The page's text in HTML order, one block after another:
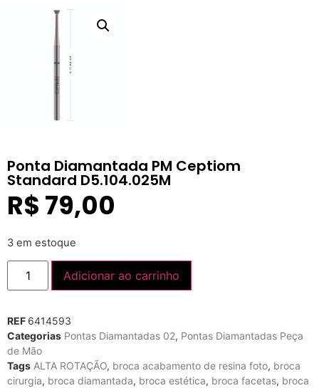
Ponta Diamantada PM Ceptiom
Standard D5.104.025M
R$ 79,00
3 em estoque
Adicionar ao carrinho
REF 6414593
Categorias Pontas Diamantadas 02, Pontas Diamantadas Peça
de Mão
Tags ALTA ROTAÇÃO, broca acabamento de resina foto, broca
cirurgia, broca diamantada, broca estética, broca facetas, broca